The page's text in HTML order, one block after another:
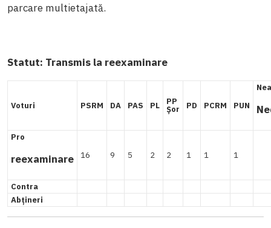
parcare multietajată.
Statut: Transmis la reexaminare
Voturi PSRM DA PAS PL PP
Șor PD PCRM PUN
Pro
reexaminare 16 9 5 2 2 1 1 1
Contra
Abțineri